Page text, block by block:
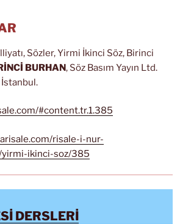
Sözler, Yirmi İkinci Söz, Birinci
BURHAN, Söz Basım Yayın Ltd.
İstanbul.
#content.tr.1.385
risale-i-nur-
ikinci-soz/385
DERSLERİ